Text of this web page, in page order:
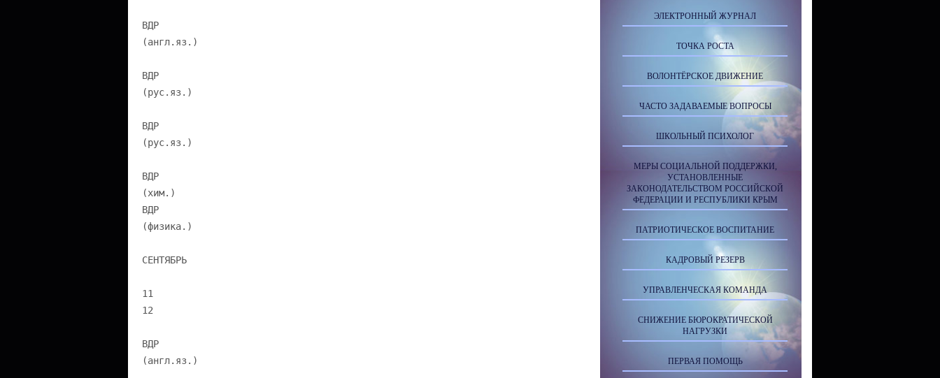
ВДР
(англ.яз.)
ВДР
(рус.яз.)
ВДР
(рус.яз.)
ВДР
(хим.)
ВДР
(физика.)
СЕНТЯБРЬ
11
12
ВДР
(англ.яз.)
ЭЛЕКТРОННЫЙ ЖУРНАЛ
ТОЧКА РОСТА
ВОЛОНТЁРСКОЕ ДВИЖЕНИЕ
ЧАСТО ЗАДАВАЕМЫЕ ВОПРОСЫ
ШКОЛЬНЫЙ ПСИХОЛОГ
МЕРЫ СОЦИАЛЬНОЙ ПОДДЕРЖКИ,
УСТАНОВЛЕННЫЕ
ЗАКОНОДАТЕЛЬСТВОМ РОССИЙСКОЙ
ФЕДЕРАЦИИ И РЕСПУБЛИКИ КРЫМ
ПАТРИОТИЧЕСКОЕ ВОСПИТАНИЕ
КАДРОВЫЙ РЕЗЕРВ
УПРАВЛЕНЧЕСКАЯ КОМАНДА
СНИЖЕНИЕ БЮРОКРАТИЧЕСКОЙ
НАГРУЗКИ
ПЕРВАЯ ПОМОЩЬ